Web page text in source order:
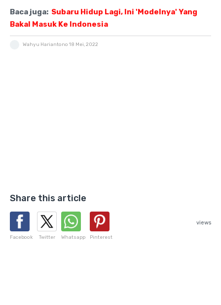
Baca juga: Subaru Hidup Lagi, Ini 'Modelnya' Yang
Bakal Masuk Ke Indonesia
Wahyu Hariantono 18 Mei, 2022
Share this article
Facebook Twitter Whatsapp Pinterest
views